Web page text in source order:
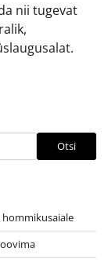
nii tugevat
Otsi
hommikusaiale